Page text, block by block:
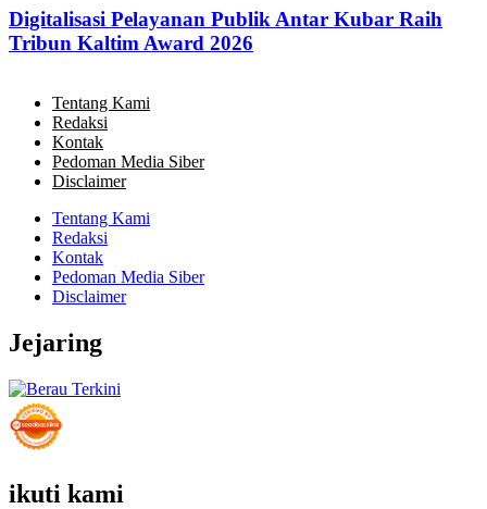
Digitalisasi Pelayanan Publik Antar Kubar Raih
Tribun Kaltim Award 2026
Tentang Kami
Redaksi
Kontak
Pedoman Media Siber
Disclaimer
Tentang Kami
Redaksi
Kontak
Pedoman Media Siber
Disclaimer
Jejaring
ikuti kami